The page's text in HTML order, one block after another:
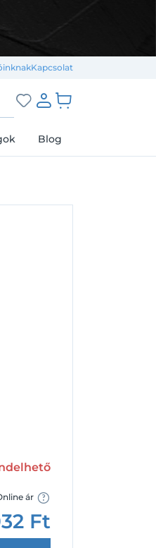
Kapcsolat
Blog
ár
Ft